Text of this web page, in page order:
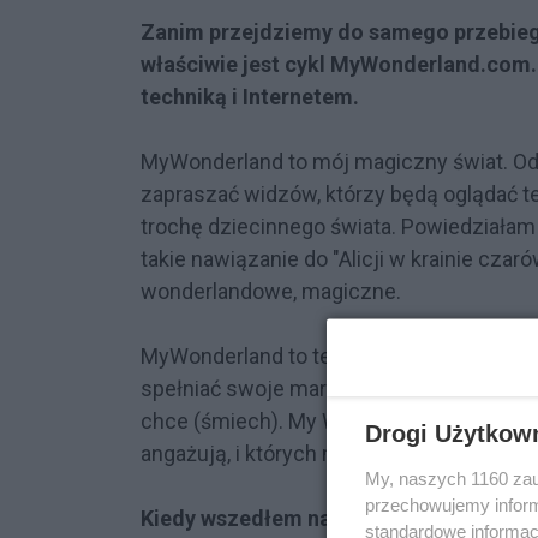
Zanim przejdziemy do samego
właściwie jest cykl
techniką i Internetem.
MyWonderland to mój magiczny świat.
zapraszać widzów, którzy będą oglądać
trochę dziecinnego świata.
takie nawiązanie do "Alicji w krainie
wonderlandowe, magiczne.
MyWonderland to też takie spełnienie
spełniać swoje marzenia, ale nie każdy
chce (śmiech). My Wonderland to więc
angażują, i których marzenia sama mogę
Kiedy wszedłem na facebookową
Drogi
My, naszych 1160
przechowujemy
standardowe